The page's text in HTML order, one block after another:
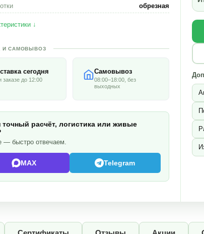
обрезная
↓
И САМОВЫВОЗ
сегодня
заказе до 12:00
Самовывоз
08:00–18:00, без
выходных
точный расчёт, логистика или живые
— быстро отвечаем.
MAX Telegram